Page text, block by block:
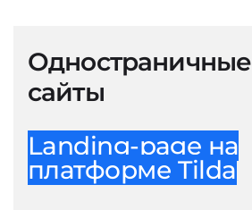
Одностраничные
сайты
Landing-page на
платформе Tilda